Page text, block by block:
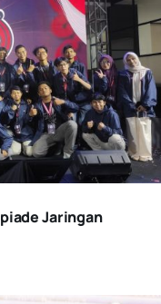
Jaringan